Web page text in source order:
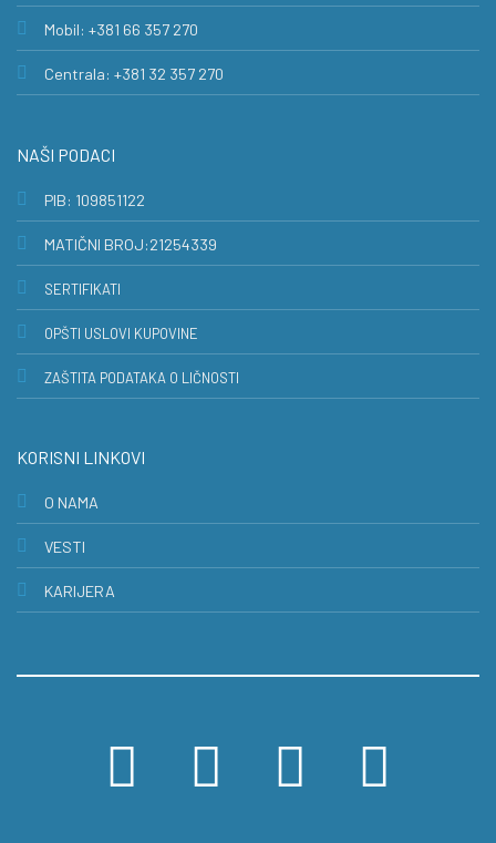
Mobil: +381 66 357 270
Centrala: +381 32 357 270
NAŠI PODACI
PIB: 109851122
MATIČNI BROJ:21254339
SERTIFIKATI
OPŠTI USLOVI KUPOVINE
ZAŠTITA PODATAKA O LIČNOSTI
KORISNI LINKOVI
O NAMA
VESTI
KARIJERA